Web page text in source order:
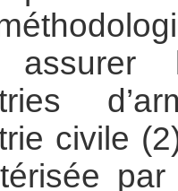
assurer
civile